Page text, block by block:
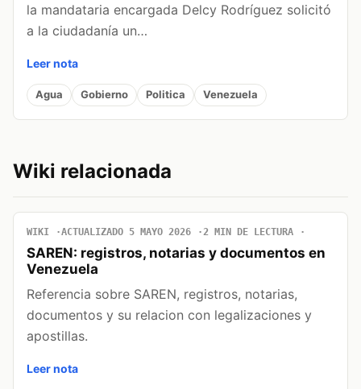
la mandataria encargada Delcy Rodríguez solicitó
a la ciudadanía un…
Leer nota
Agua Gobierno Politica Venezuela
Wiki relacionada
WIKI ACTUALIZADO 5 MAYO 2026 2 MIN DE LECTURA
SAREN: registros, notarias y documentos en
Venezuela
Referencia sobre SAREN, registros, notarias,
documentos y su relacion con legalizaciones y
apostillas.
Leer nota